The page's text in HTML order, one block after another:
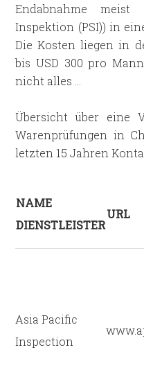
Endabnahme
Inspektion (PSI)) in
Die Kosten liegen in
bis USD 300 pro
nicht alles …
Übersicht über eine
Warenprüfungen in
letzten 15 Jahren
NAME
DIENSTLEISTER
URL
Asia Pacific
Inspection